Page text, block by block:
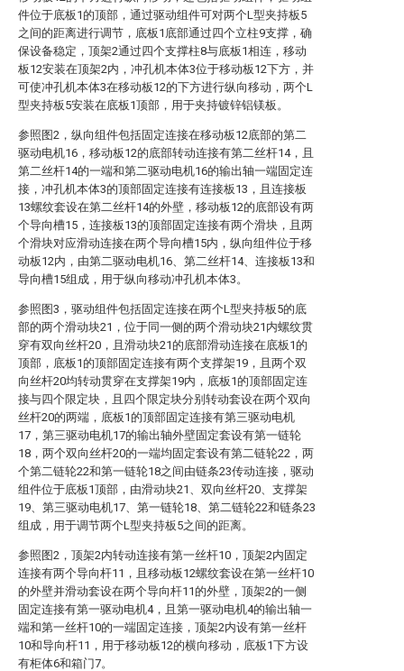
件位于底板1的顶部，通过驱动组件可对两个L型夹持板5
之间的距离进行调节，底板1底部通过四个立柱9支撑，确
保设备稳定，顶架2通过四个支撑柱8与底板1相连，移动
板12安装在顶架2内，冲孔机本体3位于移动板12下方，并
可使冲孔机本体3在移动板12的下方进行纵向移动，两个L
型夹持板5安装在底板1顶部，用于夹持镀锌铝镁板。
参照图2，纵向组件包括固定连接在移动板12底部的第二
驱动电机16，移动板12的底部转动连接有第二丝杆14，且
第二丝杆14的一端和第二驱动电机16的输出轴一端固定连
接，冲孔机本体3的顶部固定连接有连接板13，且连接板
13螺纹套设在第二丝杆14的外壁，移动板12的底部设有两
个导向槽15，连接板13的顶部固定连接有两个滑块，且两
个滑块对应滑动连接在两个导向槽15内，纵向组件位于移
动板12内，由第二驱动电机16、第二丝杆14、连接板13和
导向槽15组成，用于纵向移动冲孔机本体3。
参照图3，驱动组件包括固定连接在两个L型夹持板5的底
部的两个滑动块21，位于同一侧的两个滑动块21内螺纹贯
穿有双向丝杆20，且滑动块21的底部滑动连接在底板1的
顶部，底板1的顶部固定连接有两个支撑架19，且两个双
向丝杆20均转动贯穿在支撑架19内，底板1的顶部固定连
接与四个限定块，且四个限定块分别转动套设在两个双向
丝杆20的两端，底板1的顶部固定连接有第三驱动电机
17，第三驱动电机17的输出轴外壁固定套设有第一链轮
18，两个双向丝杆20的一端均固定套设有第二链轮22，两
个第二链轮22和第一链轮18之间由链条23传动连接，驱动
组件位于底板1顶部，由滑动块21、双向丝杆20、支撑架
19、第三驱动电机17、第一链轮18、第二链轮22和链条23
组成，用于调节两个L型夹持板5之间的距离。
参照图2，顶架2内转动连接有第一丝杆10，顶架2内固定
连接有两个导向杆11，且移动板12螺纹套设在第一丝杆10
的外壁并滑动套设在两个导向杆11的外壁，顶架2的一侧
固定连接有第一驱动电机4，且第一驱动电机4的输出轴一
端和第一丝杆10的一端固定连接，顶架2内设有第一丝杆
10和导向杆11，用于移动板12的横向移动，底板1下方设
有柜体6和箱门7。